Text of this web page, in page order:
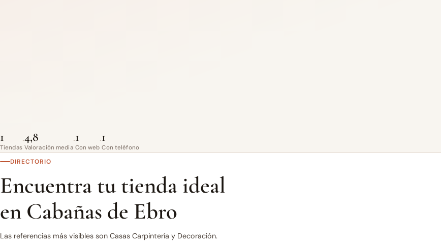
1
Tiendas
·4,8
Valoración media
·1
Con web
·1
Con teléfono
DIRECTORIO
Encuentra tu tienda ideal
en Cabañas de Ebro
Las referencias más visibles son Casas Carpintería y Decoración.